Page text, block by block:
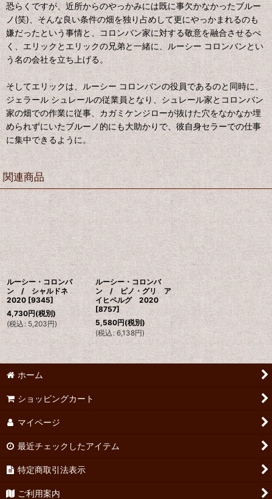
恐らくですが、近所からのやっかみには既に事欠かなかったブルー
ノ(笑)、そんな良い条件の畑を独り占めして更にやっかまれるのも
嫌だったという事情と、コロンバン家に対する敬意を融合させるべ
く、エリックとエリックの兄弟と一緒に、ルーシー コロンバンとい
う名の会社を立ち上げる。
そしてエリックは、ルーシー コロンバンの役員であるのと同時に、
ジェラール シュレールの従業員となり、シュレール家とコロンバン
家の畑での作業に従事、カガミケンジローが抜けた穴をなかなか埋
められずにいたブルーノ的にも大助かりで、彼自身セラーでの仕事
に集中できるように。
関連商品
ルーシー・コロンバ
ン / シャルドネ
2020 [9345]
4,730円(税別)
(税込: 5,203円)
ルーシー・コロンバ
ン / ピノ・グリ ア
イヒベルグ 2020
[8757]
5,580円(税別)
(税込: 6,138円)
ホーム
ショッピングカート
マイページ
最近チェックしたアイテム
特定商取引法表示
ご利用案内